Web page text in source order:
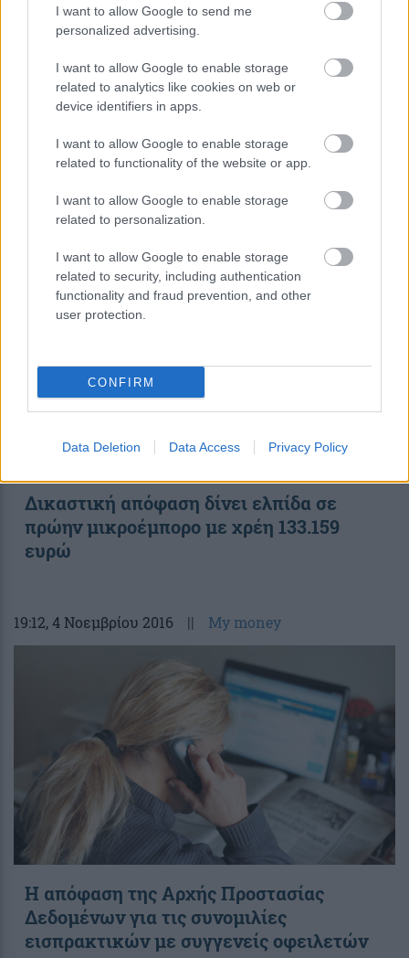
I want to allow Google to send me
personalized advertising.
I want to allow Google to enable storage
related to analytics like cookies on web or
device identifiers in apps.
I want to allow Google to enable storage
related to functionality of the website or app.
I want to allow Google to enable storage
related to personalization.
I want to allow Google to enable storage
related to security, including authentication
functionality and fraud prevention, and other
user protection.
CONFIRM
Data Deletion Data Access Privacy Policy
Οφειλέτης θα δίνει 220 ευρώ το μήνα …
και “καθάρισε”
, 4 Σεπτεμβρίου 2017
Δικαστική απόφαση δίνει ελπίδα σε
πρώην μικροέμπορο με χρέη 133.159
ευρώ
19:12, 4 Νοεμβρίου 2016 || My money
Η απόφαση της Αρχής Προστασίας
Δεδομένων για τις συνομιλίες
εισπρακτικών με συγγενείς οφειλετών